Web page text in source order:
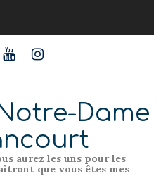
Dame
aurez les uns pour les
que vous êtes mes